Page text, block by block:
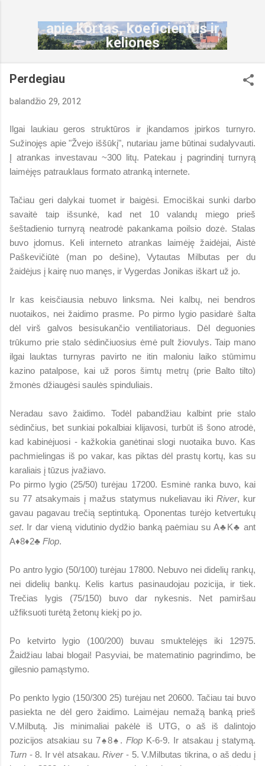
apie kortas, koeficientus ir
keliones
Perdegiau
balandžio 29, 2012
Ilgai laukiau geros struktūros ir įkandamos įpirkos turnyro.
Sužinojęs apie "Žvejo iššūkį", nutariau jame būtinai sudalyvauti.
Į atrankas investavau ~300 litų. Patekau į pagrindinį turnyrą
laimėjęs patrauklaus formato atranką internete.
Tačiau geri dalykai tuomet ir baigėsi. Emociškai sunki darbo
savaitė taip išsunkė, kad net 10 valandų miego prieš
šeštadienio turnyrą neatrodė pakankama poilsio dozė. Stalas
buvo įdomus. Keli interneto atrankas laimėję žaidėjai, Aistė
Paškevičiūtė (man po dešine), Vytautas Milbutas per du
žaidėjus į kairę nuo manęs, ir Vygerdas Jonikas iškart už jo.
Ir kas keisčiausia nebuvo linksma. Nei kalbų, nei bendros
nuotaikos, nei žaidimo prasme. Po pirmo lygio pasidarė šalta
dėl virš galvos besisukančio ventiliatoriaus. Dėl deguonies
trūkumo prie stalo sėdinčiuosius ėmė pult žiovulys. Taip mano
ilgai lauktas turnyras pavirto ne itin maloniu laiko stūmimu
kazino patalpose, kai už poros šimtų metrų (prie Balto tilto)
žmonės džiaugėsi saulės spinduliais.
Neradau savo žaidimo. Todėl pabandžiau kalbint prie stalo
sėdinčius, bet sunkiai pokalbiai klijavosi, turbūt iš šono atrodė,
kad kabinėjuosi - kažkokia ganėtinai slogi nuotaika buvo. Kas
pachmielingas iš po vakar, kas piktas dėl prastų kortų, kas su
karaliais į tūzus įvažiavo.
Po pirmo lygio (25/50) turėjau 17200. Esminė ranka buvo, kai
su 77 atsakymais į mažus statymus nukeliavau iki River, kur
gavau pagavau trečią septintuką. Oponentas turėjo ketvertukų
set. Ir dar vieną vidutinio dydžio banką paėmiau su A♣K♣ ant
A♦8♦2♣ Flop.
Po antro lygio (50/100) turėjau 17800. Nebuvo nei didelių rankų,
nei didelių bankų. Kelis kartus pasinaudojau pozicija, ir tiek.
Trečias lygis (75/150) buvo dar nykesnis. Net pamiršau
užfiksuoti turėtą žetonų kiekį po jo.
Po ketvirto lygio (100/200) buvau smuktelėjęs iki 12975.
Žaidžiau labai blogai! Pasyviai, be matematinio pagrindimo, be
gilesnio pamąstymo.
Po penkto lygio (150/300 25) turėjau net 20600. Tačiau tai buvo
pasiekta ne dėl gero žaidimo. Laimėjau nemažą banką prieš
V.Milbutą. Jis minimaliai pakėlė iš UTG, o aš iš dalintojo
pozicijos atsakiau su 7♠8♠. FlopK-6-9. Ir atsakau į statymą.
Turn - 8. Ir vėl atsakau.River- 5. V.Milbutas tikrina, o aš dedu į